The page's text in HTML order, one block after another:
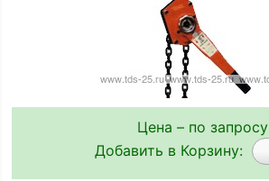
Цена – по запросу
Добавить в Корзину: